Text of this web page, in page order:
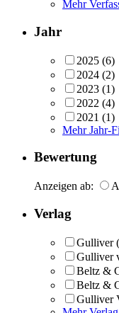
Mehr
Jahr
2025 (6)
2024 (2)
2023 (1)
2022 (4)
2021 (1)
Mehr Jahr-
Bewertung
Anzeigen ab:
Verlag
Gulliver
Gulliver
Beltz &
Beltz &
Gulliver